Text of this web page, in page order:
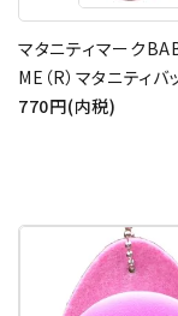
マタニティマーク
ME（R）マタニティバ
770円(内税)